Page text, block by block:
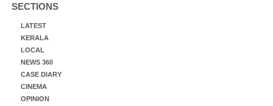
SECTIONS
LATEST
KERALA
LOCAL
NEWS 360
CASE DIARY
CINEMA
OPINION